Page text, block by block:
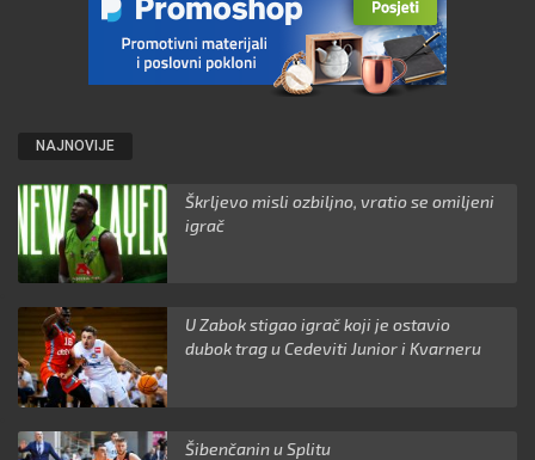
NAJNOVIJE
Škrljevo misli ozbiljno, vratio se omiljeni
igrač
U Zabok stigao igrač koji je ostavio
dubok trag u Cedeviti Junior i Kvarneru
Šibenčanin u Splitu